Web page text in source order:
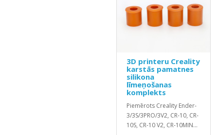
3D printeru Creality
karstās pamatnes
silikona
līmeņošanas
komplekts
Piemērots Creality Ender-
3/3S/3PRO/3V2, CR-10, CR-
10S, CR-10 V2, CR-10MIN...